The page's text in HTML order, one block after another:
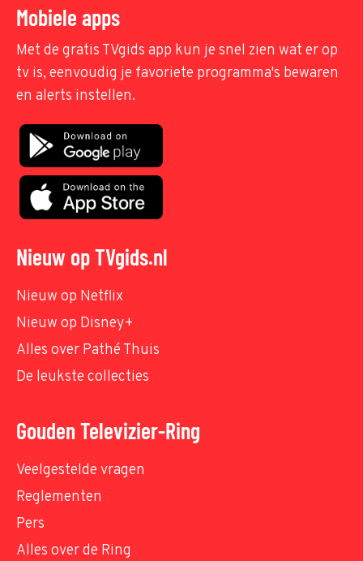
Mobiele apps
Met de gratis TVgids app kun je snel zien wat er op
tv is, eenvoudig je favoriete programma's bewaren
en alerts instellen.
Nieuw op TVgids.nl
Nieuw op Netflix
Nieuw op Disney+
Alles over Pathé Thuis
De leukste collecties
Gouden Televizier-Ring
Veelgestelde vragen
Reglementen
Pers
Alles over de Ring